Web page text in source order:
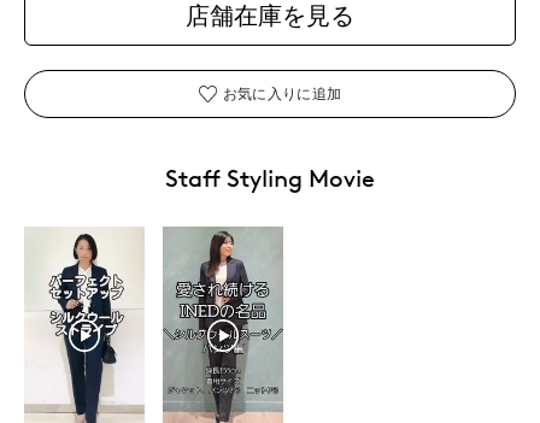
店舗在庫を見る
お気に入りに追加
Staff Styling Movie